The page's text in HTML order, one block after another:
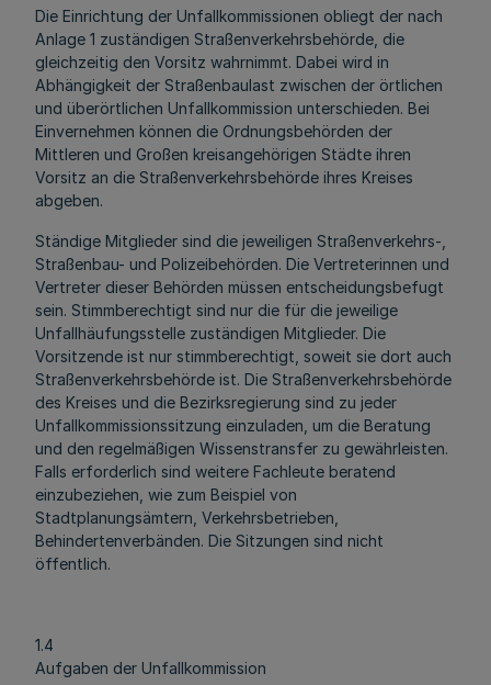
Die Einrichtung der Unfallkommissionen obliegt der nach
Anlage 1 zuständigen Straßenverkehrsbehörde, die
gleichzeitig den Vorsitz wahrnimmt. Dabei wird in
Abhängigkeit der Straßenbaulast zwischen der örtlichen
und überörtlichen Unfallkommission unterschieden. Bei
Einvernehmen können die Ordnungsbehörden der
Mittleren und Großen kreisangehörigen Städte ihren
Vorsitz an die Straßenverkehrsbehörde ihres Kreises
abgeben.
Ständige Mitglieder sind die jeweiligen Straßenverkehrs-,
Straßenbau- und Polizeibehörden. Die Vertreterinnen und
Vertreter dieser Behörden müssen entscheidungsbefugt
sein. Stimmberechtigt sind nur die für die jeweilige
Unfallhäufungsstelle zuständigen Mitglieder. Die
Vorsitzende ist nur stimmberechtigt, soweit sie dort auch
Straßenverkehrsbehörde ist. Die Straßenverkehrsbehörde
des Kreises und die Bezirksregierung sind zu jeder
Unfallkommissionssitzung einzuladen, um die Beratung
und den regelmäßigen Wissenstransfer zu gewährleisten.
Falls erforderlich sind weitere Fachleute beratend
einzubeziehen, wie zum Beispiel von
Stadtplanungsämtern, Verkehrsbetrieben,
Behindertenverbänden. Die Sitzungen sind nicht
öffentlich.
1.4
Aufgaben der Unfallkommission